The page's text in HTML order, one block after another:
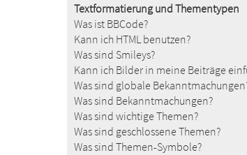
Textformatierung und Thementypen
Was ist BBCode?
Kann ich HTML benutzen?
Was sind Smileys?
Kann ich Bilder in meine Beiträge
Was sind globale
Was sind Bekanntmachungen?
Was sind wichtige Themen?
Was sind geschlossene Themen?
Was sind Themen-Symbole?